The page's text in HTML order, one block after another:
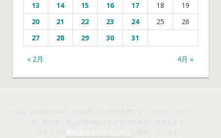
« 2月 4月 »
13
14 15 16 17 18
19
20
21 22 23 24 25
26
27
28 29 30 31